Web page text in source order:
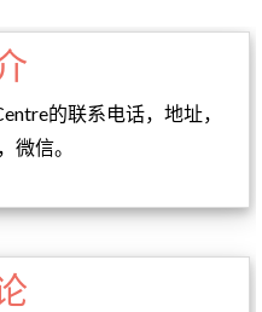
的联系电话，地址，
微信。